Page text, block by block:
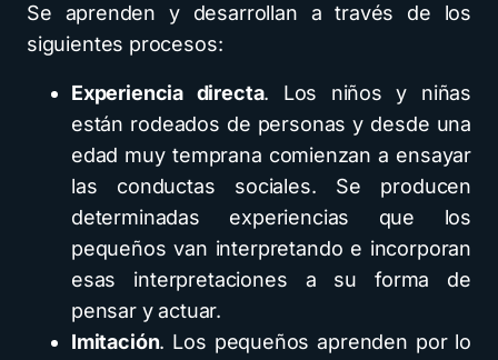
Se aprenden y desarrollan a través de los
siguientes procesos:
Experiencia directa. Los niños y niñas
están rodeados de personas y desde una
edad muy temprana comienzan a ensayar
las conductas sociales. Se producen
determinadas experiencias que los
pequeños van interpretando e incorporan
esas interpretaciones a su forma de
pensar y actuar.
Imitación. Los pequeños aprenden por lo